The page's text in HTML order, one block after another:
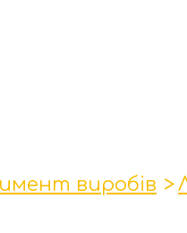
виробів